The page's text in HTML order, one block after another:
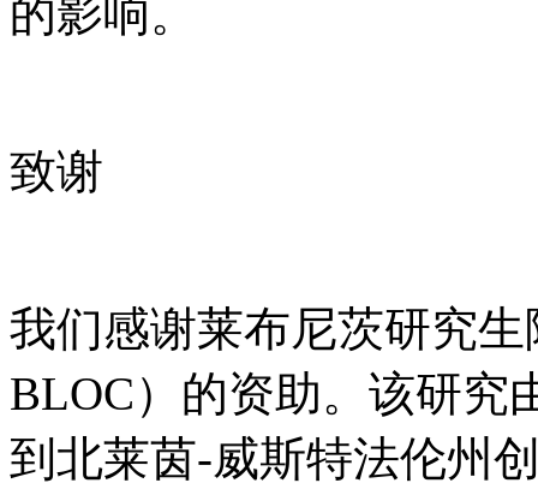
的影响。
致谢
我们感谢莱布尼茨研究
BLOC）的资助。该研究
到北莱茵-威斯特法伦州